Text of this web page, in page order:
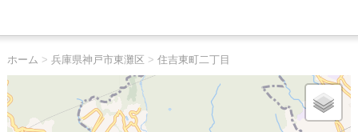
ホーム > 兵庫県神戸市東灘区 > 住吉東町二丁目